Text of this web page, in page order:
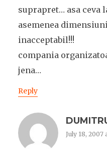
suprapret… asa ceva
asemenea
inacceptabil!!!
compania
jena…
Reply
July 18, 2007